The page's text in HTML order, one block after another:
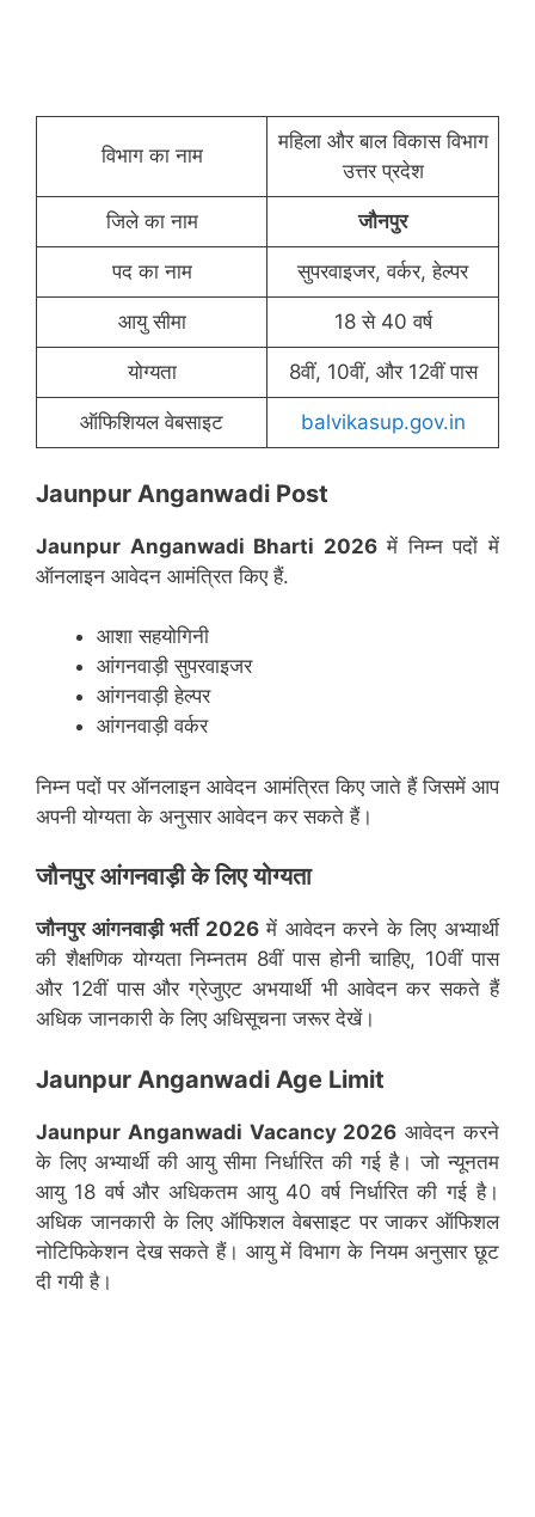
विभाग का नाम
महिला और बाल विकास विभाग
उत्तर प्रदेश
जिले का नाम जौनपुर
पद का नाम सुपरवाइजर, वर्कर, हेल्पर
आयु सीमा 18 से 40 वर्ष
योग्यता 8वीं, 10वीं, और 12वीं पास
ऑफिशियल वेबसाइट balvikasup.gov.in
Jaunpur Anganwadi Post
Jaunpur Anganwadi Bharti 2026में निम्न पदों में
ऑनलाइन आवेदन आमंत्रित किए हैं.
आशा सहयोगिनी
आंगनवाड़ी सुपरवाइजर
आंगनवाड़ी हेल्पर
आंगनवाड़ी वर्कर
निम्न पदों पर ऑनलाइन आवेदन आमंत्रित किए जाते हैं जिसमें आप
अपनी योग्यता के अनुसार आवेदन कर सकते हैं।
जौनपुरआंगनवाड़ी के लिए योग्यता
जौनपुर आंगनवाड़ी भर्ती 2026में आवेदन करने के लिए अभ्यार्थी
की शैक्षणिक योग्यता निम्नतम 8वीं पास होनी चाहिए, 10वीं पास
और 12वीं पास और ग्रेजुएट अभयार्थी भी आवेदन कर सकते हैं
अधिक जानकारी के लिए अधिसूचना जरूर देखें।
Jaunpur Anganwadi Age Limit
Jaunpur Anganwadi Vacancy 2026 आवेदन करने
के लिए अभ्यार्थी की आयु सीमा निर्धारित की गई है। जो न्यूनतम
आयु 18 वर्ष और अधिकतम आयु 40 वर्ष निर्धारित की गई है।
अधिक जानकारी के लिए ऑफिशल वेबसाइट पर जाकर ऑफिशल
नोटिफिकेशन देख सकते हैं। आयु में विभाग के नियम अनुसार छूट
दी गयी है।